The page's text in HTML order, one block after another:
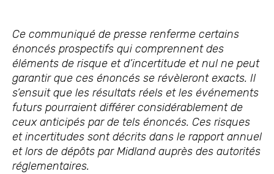
Ce communiqué de presse renferme certains
énoncés prospectifs qui comprennent des
éléments de risque et d’incertitude et nul ne peut
garantir que ces énoncés se révèleront exacts. Il
s’ensuit que les résultats réels et les événements
futurs pourraient différer considérablement de
ceux anticipés par de tels énoncés. Ces risques
et incertitudes sont décrits dans le rapport annuel
et lors de dépôts par Midland auprès des autorités
réglementaires.